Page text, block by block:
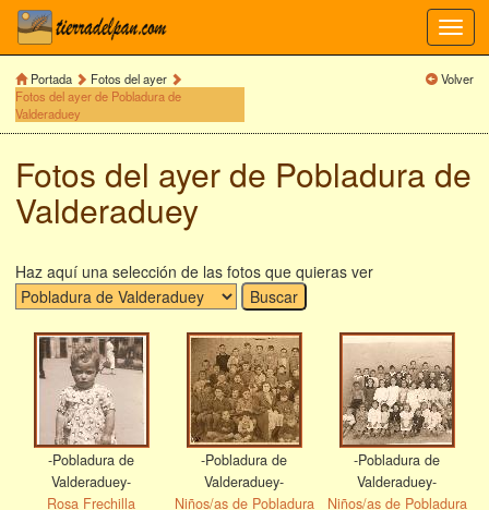
Portada
Fotos del ayer
Fotos del ayer de Pobladura de
Valderaduey
Volver
Fotos del ayer de Pobladura de
Valderaduey
Haz aquí una selección de las fotos que quieras ver
-Pobladura de
Valderaduey-
Rosa Frechilla
-Pobladura de
Valderaduey-
Niños/as de Pobladura
-Pobladura de
Valderaduey-
Niños/as de Pobladura